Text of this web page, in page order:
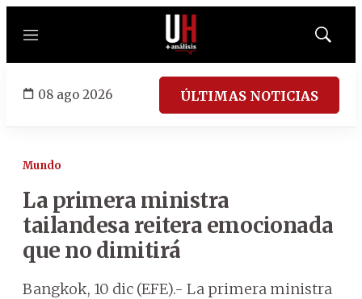
Menú
Mostrar
08 ago 2026 ÚLTIMAS NOTICIAS
Mundo
La primera ministra
tailandesa reitera emocionada
que no dimitirá
Bangkok, 10 dic (EFE).- La primera ministra